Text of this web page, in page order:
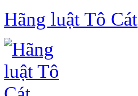
Hãng luật Tô Cát